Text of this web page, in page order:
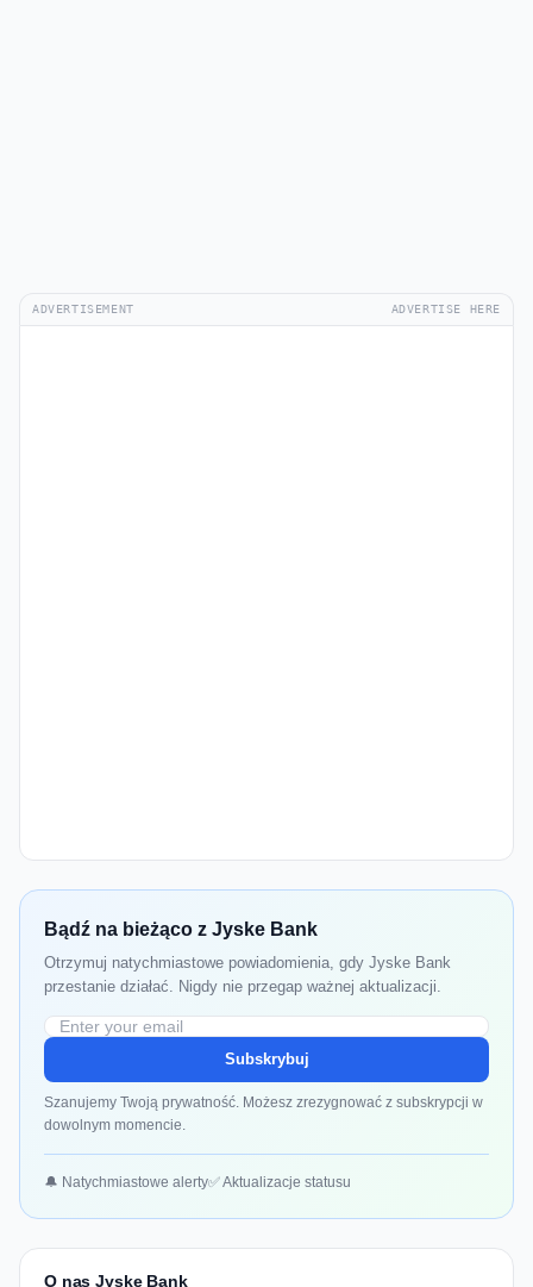
ADVERTISEMENT ADVERTISE HERE
Bądź na bieżąco z Jyske Bank
Otrzymuj natychmiastowe powiadomienia, gdy Jyske Bank
przestanie działać. Nigdy nie przegap ważnej aktualizacji.
Subskrybuj
Szanujemy Twoją prywatność. Możesz zrezygnować z subskrypcji w
dowolnym momencie.
🔔 Natychmiastowe alerty✅ Aktualizacje statusu
O nas Jyske Bank